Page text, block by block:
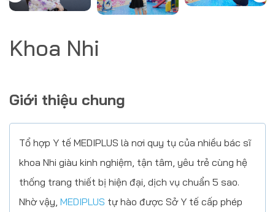
Khoa Nhi
Giới thiệu chung
Tổ hợp Y tế MEDIPLUS là nơi quy tụ của nhiều bác sĩ
khoa Nhi giàu kinh nghiệm, tận tâm, yêu trẻ cùng hệ
thống trang thiết bị hiện đại, dịch vụ chuẩn 5 sao.
Nhờ vậy, MEDIPLUS tự hào được Sở Y tế cấp phép